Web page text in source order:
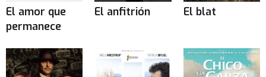
El amor que
permanece
El anfitrión El blat